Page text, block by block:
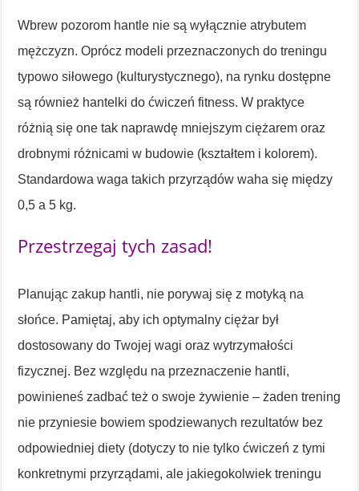
Wbrew pozorom hantle nie są wyłącznie atrybutem
mężczyzn. Oprócz modeli przeznaczonych do treningu
typowo siłowego (kulturystycznego), na rynku dostępne
są również hantelki do ćwiczeń fitness. W praktyce
różnią się one tak naprawdę mniejszym ciężarem oraz
drobnymi różnicami w budowie (kształtem i kolorem).
Standardowa waga takich przyrządów waha się między
0,5 a 5 kg.
Przestrzegaj tych zasad!
Planując zakup hantli, nie porywaj się z motyką na
słońce. Pamiętaj, aby ich optymalny ciężar był
dostosowany do Twojej wagi oraz wytrzymałości
fizycznej. Bez względu na przeznaczenie hantli,
powinieneś zadbać też o swoje żywienie – żaden trening
nie przyniesie bowiem spodziewanych rezultatów bez
odpowiedniej diety (dotyczy to nie tylko ćwiczeń z tymi
konkretnymi przyrządami, ale jakiegokolwiek treningu